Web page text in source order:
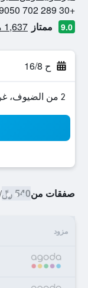
+30 289 702 9050
9.0 ممتاز 1,637 من التقييمات تم التحقق منها
ح 16/8
2 من الضيوف، غرفة واحدة
صفقات من540 ﷼ /
مزود